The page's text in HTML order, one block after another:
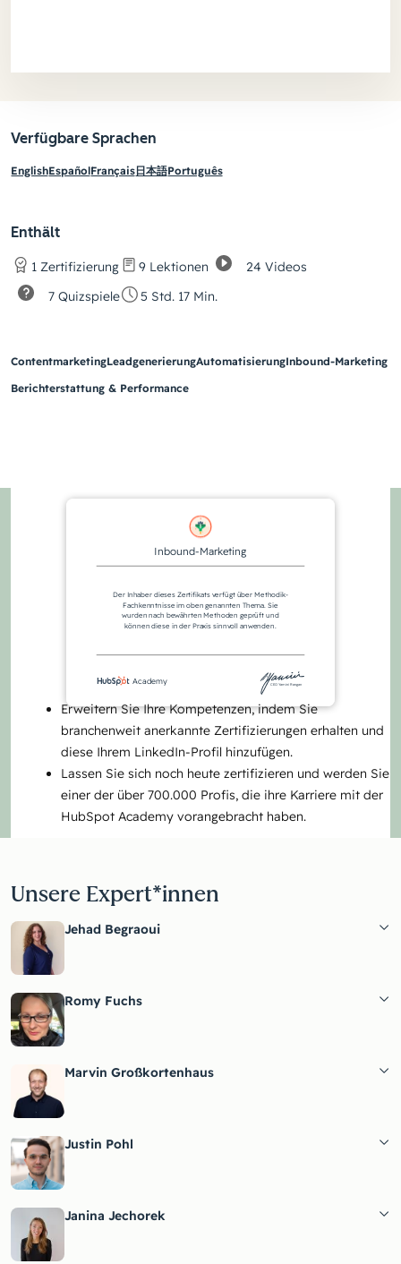
Verfügbare Sprachen
EnglishEspañolFrançais日本語Português
Enthält
1 Zertifizierung 9 Lektionen
24 Videos
7 Quizspiele
5 Std. 17 Min.
ContentmarketingLeadgenerierungAutomatisierungInbound-Marketing
Berichterstattung & Performance
Inbound-Marketing
Der Inhaber dieses Zertifikats verfügt über Methodik-
Fachkenntnisse im oben genannten Thema. Sie
wurden nach bewährten Methoden geprüft und
können diese in der Praxis sinnvoll anwenden.
CEO Yamini Rangan
Academy
Erweitern Sie Ihre Kompetenzen, indem Sie
branchenweit anerkannte Zertifizierungen erhalten und
diese Ihrem LinkedIn-Profil hinzufügen.
Lassen Sie sich noch heute zertifizieren und werden Sie
einer der über 700.000 Profis, die ihre Karriere mit der
HubSpot Academy vorangebracht haben.
Unsere Expert*innen
Jehad Begraoui
Romy Fuchs
Marvin Großkortenhaus
Justin Pohl
Janina Jechorek